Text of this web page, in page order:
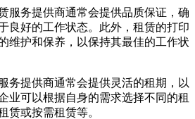
服务提供商通常会提供品质保证，确
良好的工作状态。此外，租赁的打印
维护和保养，以保持其最佳的工作状
务提供商通常会提供灵活的租期，以
业可以根据自身的需求选择不同的租
赁或按需租赁等。